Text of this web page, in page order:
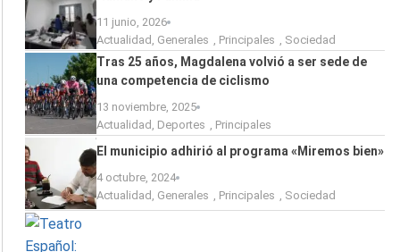
11 junio, 2026
Actualidad Generales Principales Sociedad
Tras 25 años, Magdalena volvió a ser sede de
una competencia de ciclismo
13 noviembre, 2025
Actualidad Deportes Principales
El municipio adhirió al programa «Miremos bien»
4 octubre, 2024
Actualidad Generales Principales Sociedad